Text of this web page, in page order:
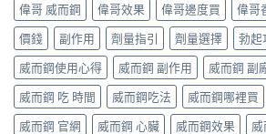
偉哥 威而鋼
偉哥效果 偉哥邊度買 偉哥
價錢
副作用 劑量指引 劑量選擇 勃起
威而鋼使用心得
威而鋼 副作用 威而鋼 副
威而鋼 吃 時間
威而鋼吃法 威而鋼哪裡買
威而鋼 官網
威而鋼 心臟 威而鋼效果